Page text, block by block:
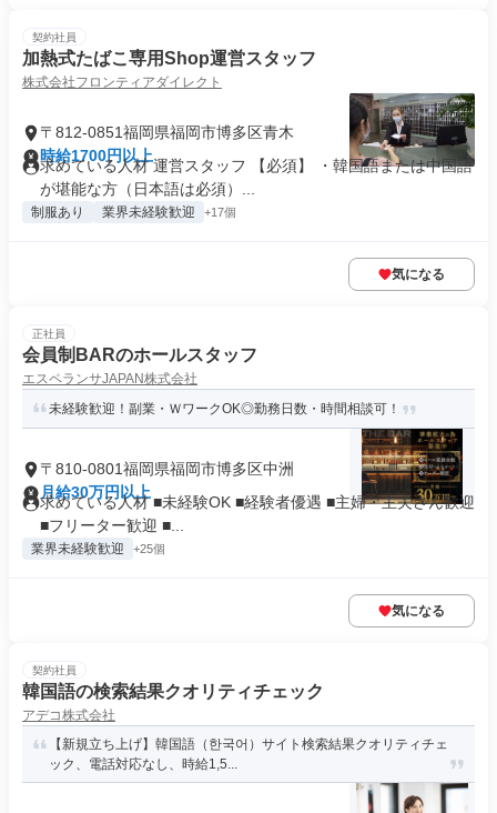
契約社員
加熱式たばこ専用Shop運営スタッフ
株式会社フロンティアダイレクト
〒812-0851福岡県福岡市博多区青木
時給1700円以上
求めている人材 運営スタッフ 【必須】 ・韓国語または中国語
が堪能な方（日本語は必須）...
制服あり 業界未経験歓迎 +17個
気になる
正社員
会員制BARのホールスタッフ
エスペランサJAPAN株式会社
未経験歓迎！副業・ＷワークOK◎勤務日数・時間相談可！
〒810-0801福岡県福岡市博多区中洲
月給30万円以上
求めている人材 ■未経験OK ■経験者優遇 ■主婦・主夫さん歓迎
■フリーター歓迎 ■...
業界未経験歓迎 +25個
気になる
契約社員
韓国語の検索結果クオリティチェック
アデコ株式会社
【新規立ち上げ】韓国語（한국어）サイト検索結果クオリティチェ
ック、電話対応なし、時給1,5...